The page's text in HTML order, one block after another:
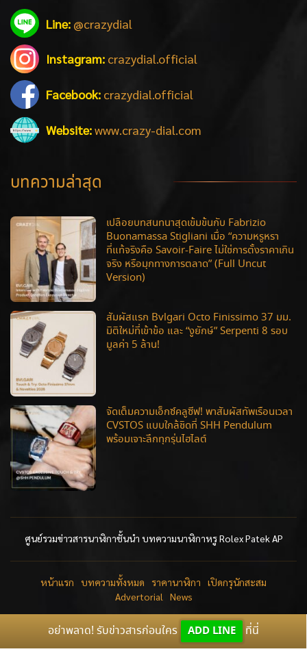
Line: @crazydial
Instagram: crazydial.official
Facebook: crazydial.official
Website:www.crazy-dial.com
บทความล่าสุด
เปลือยบทสนทนาสุดเข้มข้นกับ Fabrizio
Buonamassa Stigliani เมื่อ “ความหรูหรา
ที่แท้จริงคือ Savoir-Faire ไม่ใช่การตั้งราคาเกิน
จริง หรือมุกทางการตลาด” (Full Uncut
Version)
สัมผัสแรก Bvlgari Octo Finissimo 37 มม.
มิติใหม่ที่เข้าข้อ และ “งูยักษ์” Serpenti 8 รอบ
มูลค่า 5 ล้าน!
จัดเต็มความเอ็กซ์คลูซีฟ! พาสัมผัสทัพเรือนเวลา
CVSTOS แบบใกล้ชิดที่ SHH Pendulum
พร้อมเจาะลึกทุกรุ่นไฮไลต์
ศูนย์รวมข่าวสารนาฬิกาชั้นนำ บทความนาฬิกาหรู Rolex Patek AP
หน้าแรก บทความทั้งหมด ราคานาฬิกา
เปิดกรุนักสะสม
Advertorial
News
อย่าพลาด! รับข่าวสารก่อนใคร ADD LINE ที่นี่